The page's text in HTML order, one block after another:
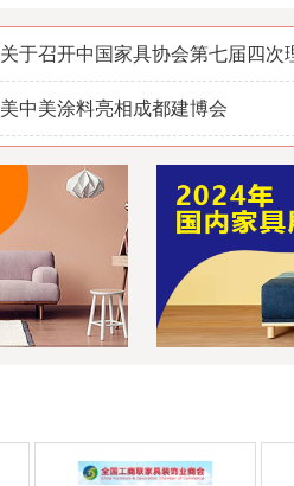
关于召开中国家具协会第七届四次
美中美涂料亮相成都建博会